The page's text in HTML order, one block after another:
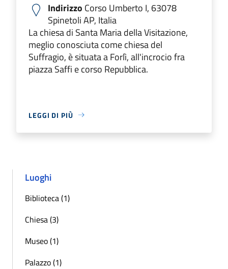
Indirizzo Corso Umberto I, 63078
Spinetoli AP, Italia
La chiesa di Santa Maria della Visitazione,
meglio conosciuta come chiesa del
Suffragio, è situata a Forlì, all'incrocio fra
piazza Saffi e corso Repubblica.
LEGGI DI PIÙ
Luoghi
Biblioteca (1)
Chiesa (3)
Museo (1)
Palazzo (1)